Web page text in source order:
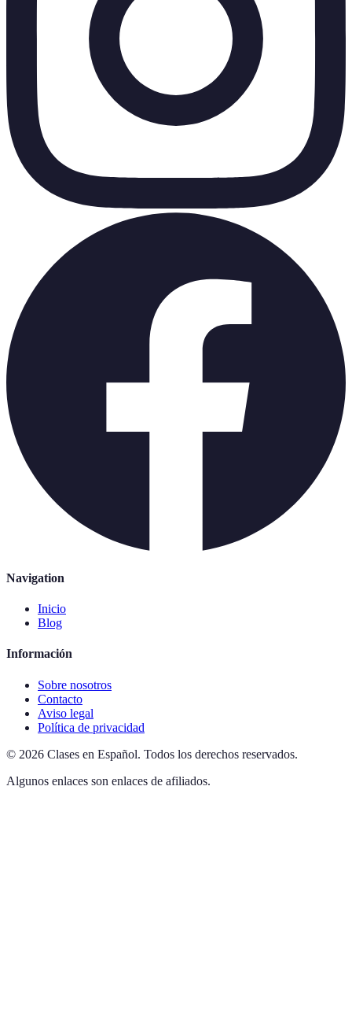
Navigation
Inicio
Blog
Información
Sobre nosotros
Contacto
Aviso legal
Política de privacidad
© 2026 Clases en Español. Todos los derechos reservados.
Algunos enlaces son enlaces de afiliados.